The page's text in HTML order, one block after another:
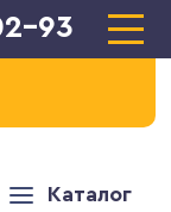
93
Каталог